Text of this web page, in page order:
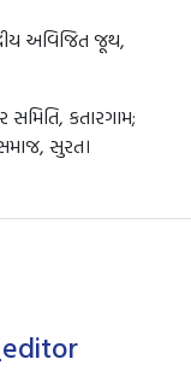
અવિજિત જૂથ,
સમિતિ, કતારગામ;
સુરત।